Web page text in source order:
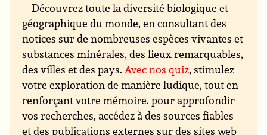
Découvrez toute la diversité biologique et
géographique du monde, en consultant des
notices sur de nombreuses espèces vivantes et
substances minérales, des lieux remarquables,
des villes et des pays.Avec nos quiz, stimulez
votre exploration de manière ludique, tout en
renforçant votre mémoire. pour approfondir
vos recherches, accédez à des sources fiables
et des publications externes sur des sites web